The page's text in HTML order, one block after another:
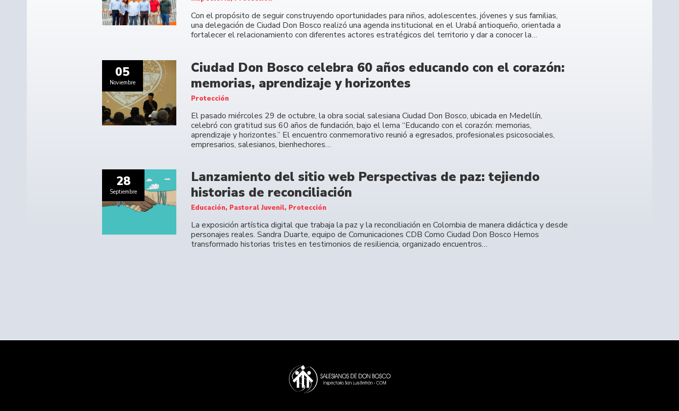
Con el propósito de seguir construyendo oportunidades para niños, adolescentes, jóvenes y sus familias,
una delegación de Ciudad Don Bosco realizó una agenda institucional en el Urabá antioqueño, orientada a
fortalecer el relacionamiento con diferentes actores estratégicos del territorio y dar a conocer la…
05
Noviembre
Ciudad Don Bosco celebra 60 años educando con el corazón:
memorias, aprendizaje y horizontes
Protección
El pasado miércoles 29 de octubre, la obra social salesiana Ciudad Don Bosco, ubicada en Medellín,
celebró con gratitud sus 60 años de fundación, bajo el lema “Educando con el corazón: memorias,
aprendizaje y horizontes.” El encuentro conmemorativo reunió a egresados, profesionales psicosociales,
empresarios, salesianos, bienhechores…
28
Septiembre
Lanzamiento del sitio web Perspectivas de paz: tejiendo
historias de reconciliación
Educación, Pastoral Juvenil, Protección
La exposición artística digital que trabaja la paz y la reconciliación en Colombia de manera didáctica y desde
personajes reales. Sandra Duarte, equipo de Comunicaciones CDB Como Ciudad Don Bosco Hemos
transformado historias tristes en testimonios de resiliencia, organizado encuentros…